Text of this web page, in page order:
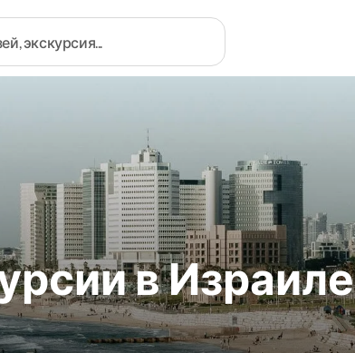
в Израиле